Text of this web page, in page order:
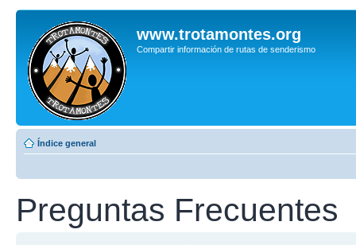
www.trotamontes.org
Compartir información de rutas de senderismo
Índice general
Preguntas Frecuentes